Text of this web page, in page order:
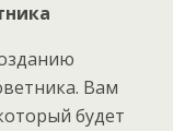
Вам
будет